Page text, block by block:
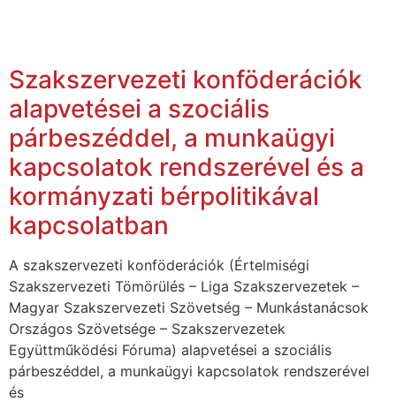
Szakszervezeti konföderációk
alapvetései a szociális
párbeszéddel, a munkaügyi
kapcsolatok rendszerével és a
kormányzati bérpolitikával
kapcsolatban
A szakszervezeti konföderációk (Értelmiségi
Szakszervezeti Tömörülés – Liga Szakszervezetek –
Magyar Szakszervezeti Szövetség – Munkástanácsok
Országos Szövetsége – Szakszervezetek
Együttműködési Fóruma) alapvetései a szociális
párbeszéddel, a munkaügyi kapcsolatok rendszerével
és